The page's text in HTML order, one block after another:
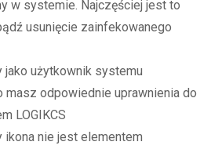
w systemie. Najczęściej jest to
usunięcie zainfekowanego
jako użytkownik systemu
masz odpowiednie uprawnienia do
LOGIKCS
ikona nie jest elementem